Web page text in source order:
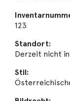
123
Standort:
Derzeit nicht
Stil: